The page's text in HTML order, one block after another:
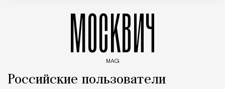
МОСКВИЧ
MAG
Российские пользователи